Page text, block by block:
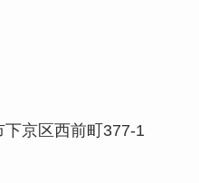
京区西前町377-1